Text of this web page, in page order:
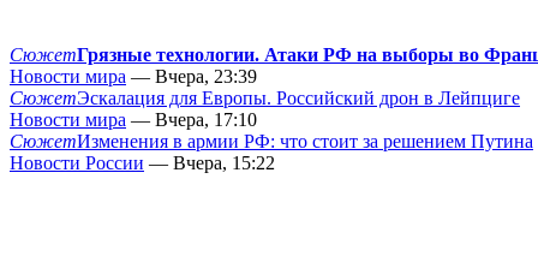
СюжетГрязные технологии. Атаки РФ на выборы во
Новости мира — Вчера, 23:39
СюжетЭскалация для Европы. Российский дрон в Лейпциге
Новости мира — Вчера, 17:10
СюжетИзменения в армии РФ: что стоит за решением Путина
Новости России — Вчера, 15:22